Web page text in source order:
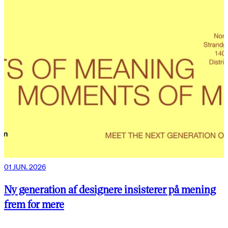
01 JUN. 2026
Ny generation af designere insisterer på mening
frem for mere